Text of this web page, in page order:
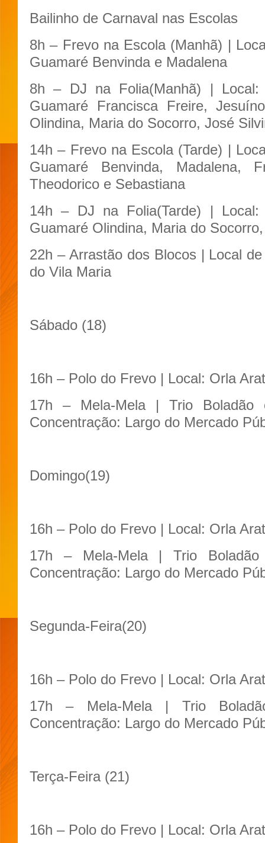
Bailinho de Carnaval nas Escolas
8h – Frevo na Escola (Manhã) |
Guamaré Benvinda e Madalena
8h – DJ na Folia(Manhã) | Local:
Guamaré Francisca Freire,
Olindina, Maria do Socorro, José
14h – Frevo na Escola (Tarde) |
Guamaré Benvinda, Madalena,
Theodorico e Sebastiana
14h – DJ na Folia(Tarde) |
Guamaré Olindina, Maria do
22h – Arrastão dos Blocos | Local
do Vila Maria
Sábado (18)
16h – Polo do Frevo | Local: Orla
17h – Mela-Mela | Trio Boladão
Concentração: Largo do Mercado
Domingo(19)
16h – Polo do Frevo | Local: Orla
17h – Mela-Mela | Trio
Concentração: Largo do Mercado
Segunda-Feira(20)
16h – Polo do Frevo | Local: Orla
17h – Mela-Mela | Trio
Concentração: Largo do Mercado
Terça-Feira (21)
16h – Polo do Frevo | Local: Orla